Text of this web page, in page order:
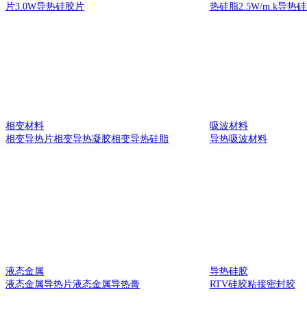
片3.0W导热硅胶片
热硅脂2.5W/m.k导热
相变材料
相变导热片相变导热凝胶相变导热硅脂
吸波材料
导热吸波材料
液态金属
液态金属导热片液态金属导热膏
导热硅胶
RTV硅胶粘接密封胶